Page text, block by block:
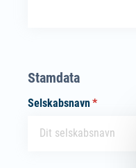
Stamdata
Selskabsnavn*
(påkrævet)